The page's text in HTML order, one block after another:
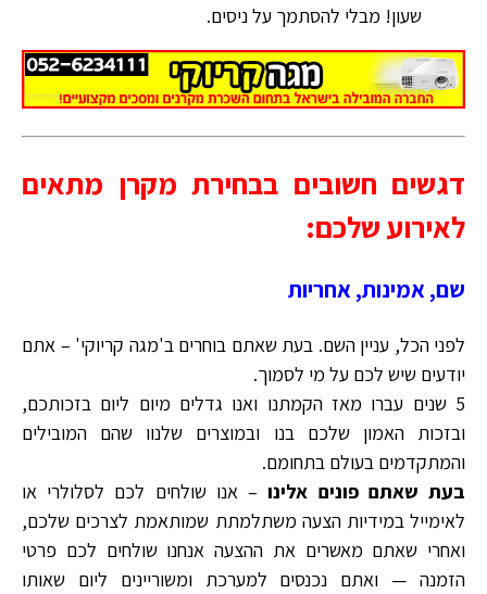
שעון! מבלי להסתמך על ניסים.
דגשים חשובים בבחירת מקרן מתאים
לאירוע שלכם:
שם, אמינות, אחריות
לפני הכל, עניין השם. בעת שאתם בוחרים ב'מגה קריוקי' – אתם
יודעים שיש לכם על מי לסמוך.
5 שנים עברו מאז הקמתנו ואנו גדלים מיום ליום בזכותכם,
ובזכות האמון שלכם בנו ובמוצרים שלנוו שהם המובילים
והמתקדמים בעולם בתחומם.
בעת שאתם פונים אלינו– אנו שולחים לכם לסלולרי או
לאימייל במידיות הצעה משתלמתת שמותאמת לצרכים שלכם,
ואחרי שאתם מאשרים את ההצעה אנחנו שולחים לכם פרטי
הזמנה — ואתם נכנסים למערכת ומשוריינים ליום שאותו